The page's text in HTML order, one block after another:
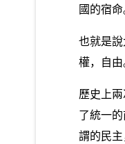
國的宿
也就是
權，自
歷史上
了統一
謂的民